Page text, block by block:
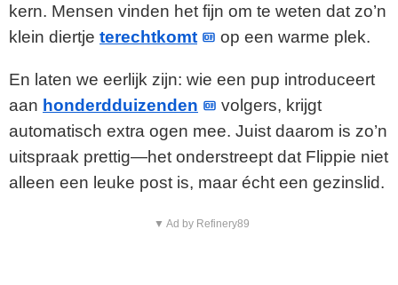
kern. Mensen vinden het fijn om te weten dat zo’n
klein diertje terechtkomt op een warme plek.
En laten we eerlijk zijn: wie een pup introduceert
aan honderdduizenden
volgers, krijgt
automatisch extra ogen mee. Juist daarom is zo’n
uitspraak prettig—het onderstreept dat Flippie niet
alleen een leuke post is, maar écht een gezinslid.
▼ Ad by Refinery89